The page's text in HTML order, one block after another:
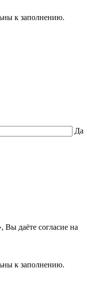
к заполнению.
Да
даёте согласие на
к заполнению.